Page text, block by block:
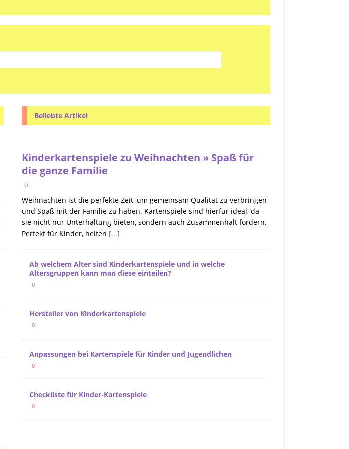
Beliebte Artikel
Kinderkartenspiele zu Weihnachten » Spaß für
die ganze Familie
0
Weihnachten ist die perfekte Zeit, um gemeinsam Qualität zu verbringen
und Spaß mit der Familie zu haben. Kartenspiele sind hierfür ideal, da
sie nicht nur Unterhaltung bieten, sondern auch Zusammenhalt fördern.
Perfekt für Kinder, helfen [...]
Ab welchem Alter sind Kinderkartenspiele und in welche
Altersgruppen kann man diese einteilen?
0
Hersteller von Kinderkartenspiele
0
Anpassungen bei Kartenspiele für Kinder und Jugendlichen
0
Checkliste für Kinder-Kartenspiele
0